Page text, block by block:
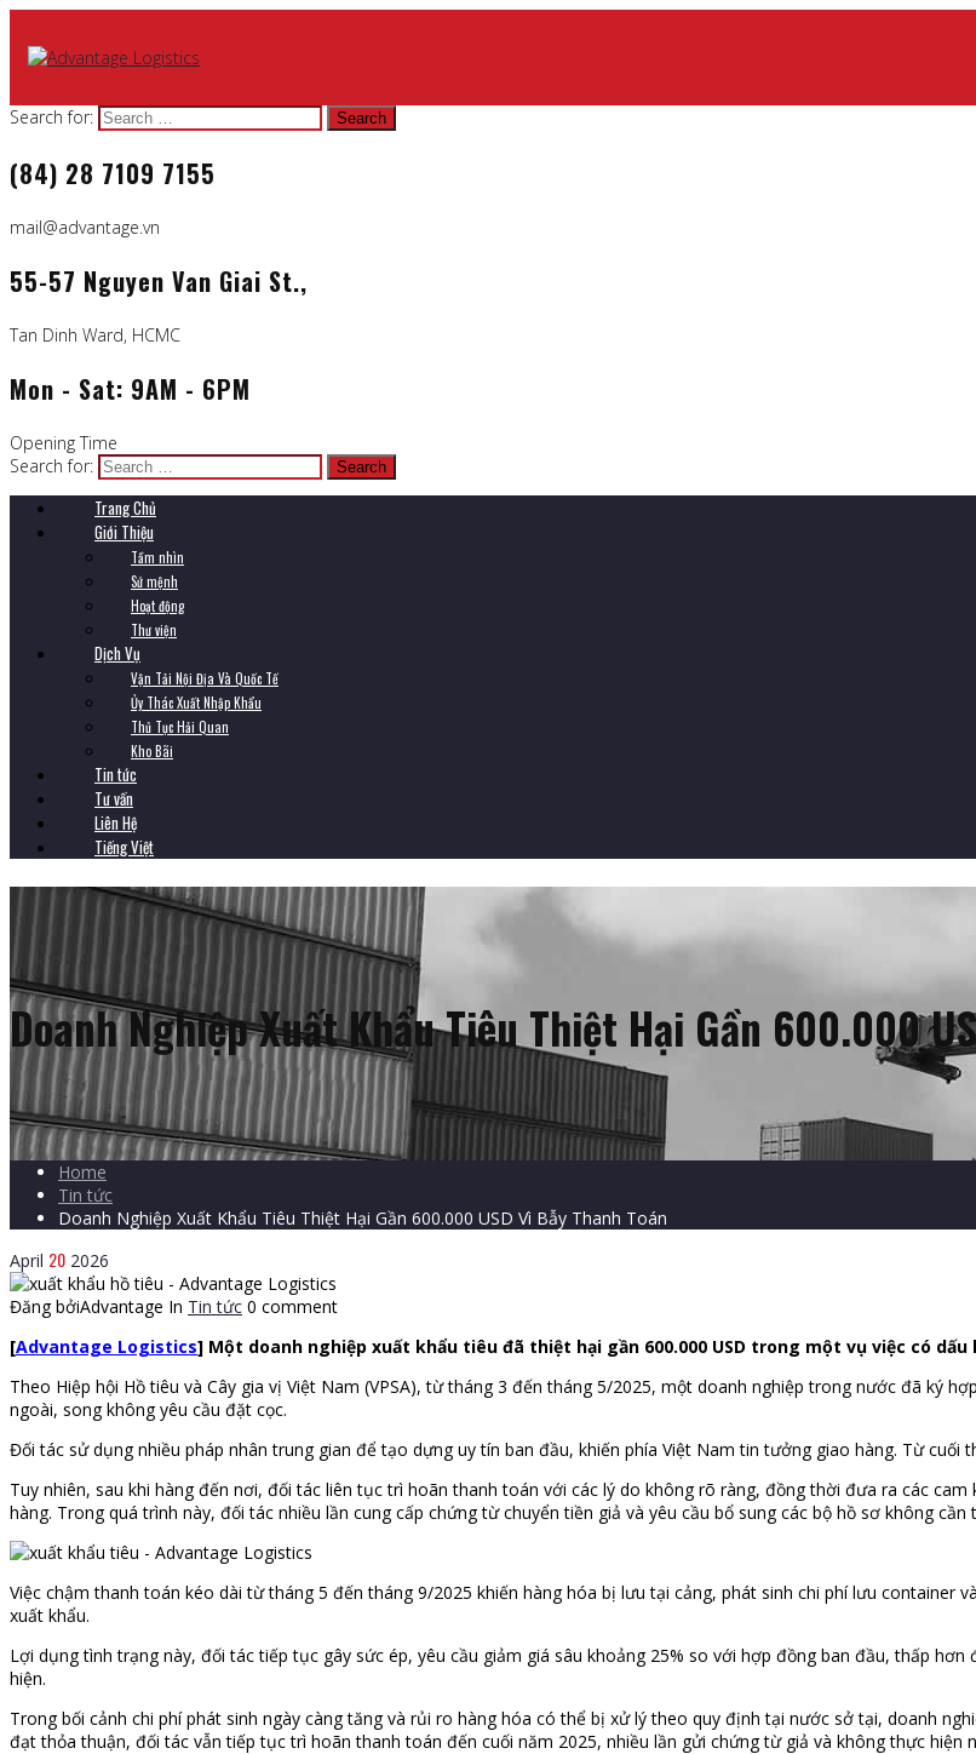
Search for:
(84) 28 7109 7155
mail@advantage.vn
55-57 Nguyen Van Giai St.,
Tan Dinh Ward, HCMC
Mon - Sat: 9AM - 6PM
Opening Time
Search for:
Trang Chủ
Giới Thiệu
Tầm nhìn
Sứ mệnh
Hoạt động
Thư viện
Dịch Vụ
Vận Tải Nội Địa Và Quốc Tế
Ủy Thác Xuất Nhập Khẩu
Thủ Tục Hải Quan
Kho Bãi
Tin tức
Tư vấn
Liên Hệ
Tiếng Việt
Doanh Nghiệp Xuất Khẩu Tiêu Thiệt Hại Gần 600.000
Home
Tin tức
Doanh Nghiệp Xuất Khẩu Tiêu Thiệt Hại Gần 600.000 USD Vì Bẫy Thanh Toán
April 20 2026
Đăng bởiAdvantage In Tin tức 0 comment
[Advantage Logistics] Một doanh nghiệp xuất khẩu tiêu đã thiệt hại gần 600.000 USD trong một vụ việc có
Theo Hiệp hội Hồ tiêu và Cây gia vị Việt Nam (VPSA), từ tháng 3 đến tháng 5/2025, một doanh nghiệp trong nước đã ký
ngoài, song không yêu cầu đặt cọc.
Đối tác sử dụng nhiều pháp nhân trung gian để tạo dựng uy tín ban đầu, khiến phía Việt Nam tin tưởng giao hàng. Từ cuối
Tuy nhiên, sau khi hàng đến nơi, đối tác liên tục trì hoãn thanh toán với các lý do không rõ ràng, đồng thời đưa ra các
hàng. Trong quá trình này, đối tác nhiều lần cung cấp chứng từ chuyển tiền giả và yêu cầu bổ sung các bộ hồ sơ không
Việc chậm thanh toán kéo dài từ tháng 5 đến tháng 9/2025 khiến hàng hóa bị lưu tại cảng, phát sinh chi phí lưu container
xuất khẩu.
Lợi dụng tình trạng này, đối tác tiếp tục gây sức ép, yêu cầu giảm giá sâu khoảng 25% so với hợp đồng ban đầu, thấp
hiện.
Trong bối cảnh chi phí phát sinh ngày càng tăng và rủi ro hàng hóa có thể bị xử lý theo quy định tại nước sở tại, doanh
đạt thỏa thuận, đối tác vẫn tiếp tục trì hoãn thanh toán đến cuối năm 2025, nhiều lần gửi chứng từ giả và không thực hiện